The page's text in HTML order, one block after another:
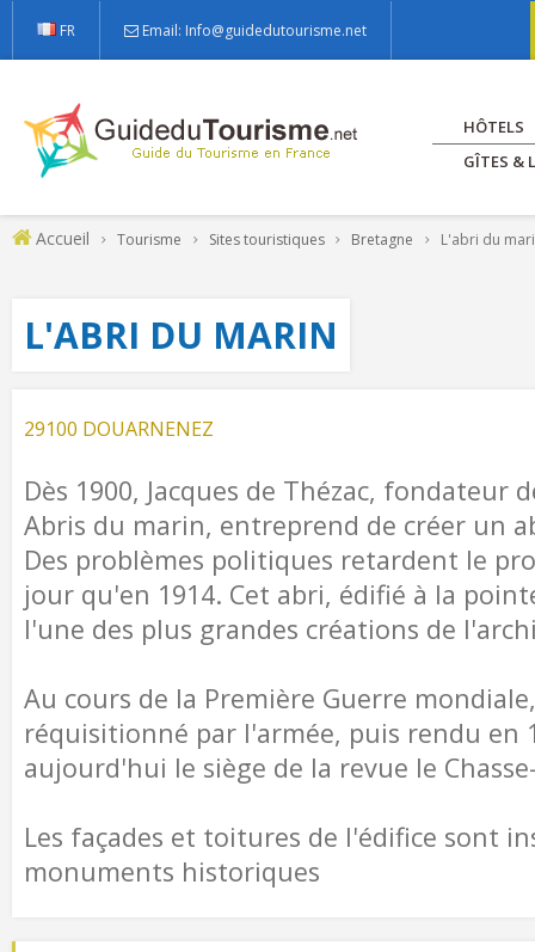
FR Email: Info@guidedutourisme.net
HÔTELS
GÎTES &
Accueil Tourisme Sites touristiques Bretagne L'abri du
L'ABRI DU MARIN
29100 DOUARNENEZ
Dès 1900, Jacques de Thézac, fondateur
Abris du marin, entreprend de créer un
Des problèmes politiques retardent le
jour qu'en 1914. Cet abri, édifié à la
l'une des plus grandes créations de
Au cours de la Première Guerre
réquisitionné par l'armée, puis rendu en
aujourd'hui le siège de la revue le
Les façades et toitures de l'édifice sont
monuments historiques